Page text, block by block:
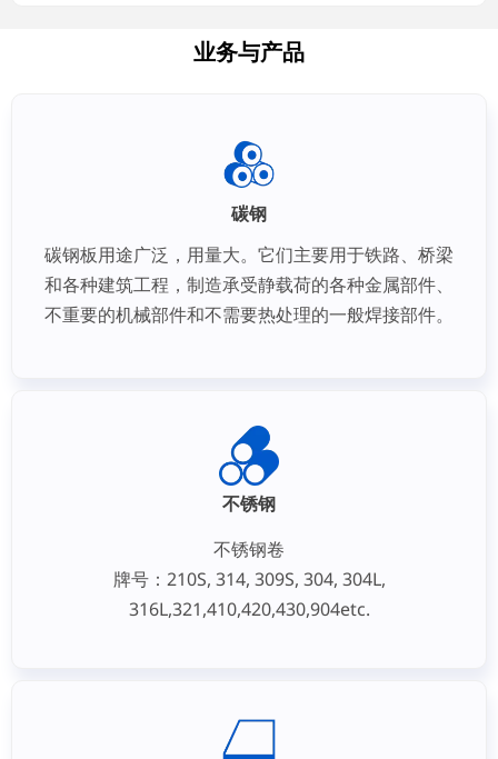
业务与产品
碳钢
碳钢板用途广泛，用量大。它们主要用于铁路、桥梁
和各种建筑工程，制造承受静载荷的各种金属部件、
不重要的机械部件和不需要热处理的一般焊接部件。
不锈钢
不锈钢卷
牌号：210S, 314, 309S, 304, 304L,
316L,321,410,420,430,904etc.